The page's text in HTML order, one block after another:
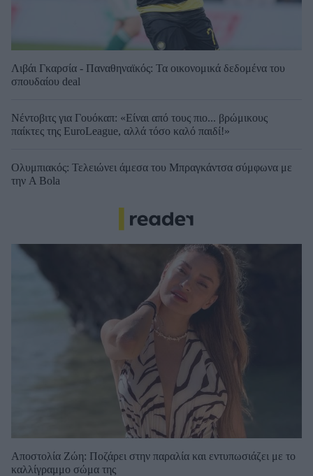
Λιβάι Γκαρσία - Παναθηναϊκός: Τα οικονομικά δεδομένα του
σπουδαίου deal
Νέντοβιτς για Γουόκαπ: «Είναι από τους πιο... βρώμικους
παίκτες της EuroLeague, αλλά τόσο καλό παιδί!»
Ολυμπιακός: Τελειώνει άμεσα του Μπραγκάντσα σύμφωνα με
την A Bola
Αποστολία Ζώη: Ποζάρει στην παραλία και εντυπωσιάζει με το
καλλίγραμμο σώμα της